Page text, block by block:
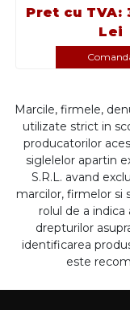
Pret cu TVA:
Lei
Marcile, firmele,
utilizate strict in
producatorilor
siglelelor apartin
S.R.L. avand
marcilor, firmelor si
rolul de a
drepturilor
identificarea
este